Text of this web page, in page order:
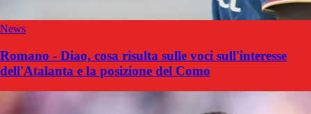
News
Romano - Diao, cosa risulta sulle voci sull'interesse
dell'Atalanta e la posizione del Como